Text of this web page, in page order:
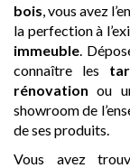
bois , vous avez
la perfection à
immeuble .
connaître les
rénovation ou
showroom de
de ses produits.
Vous avez